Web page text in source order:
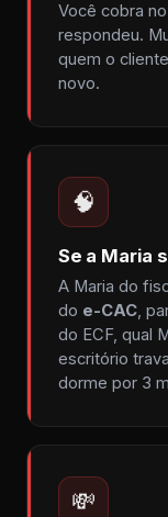
Você cobra
respondeu.
quem o
novo.
🧠
Se a Maria
A Maria do
do e-CAC,
do ECF, qual
escritório
dorme por 3
💸